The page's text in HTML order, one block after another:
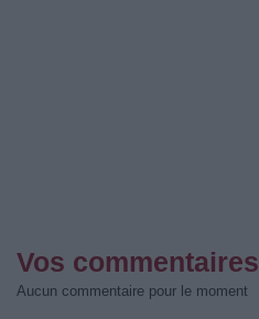
Vos commentaires
Aucun commentaire pour le moment